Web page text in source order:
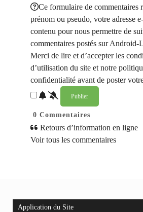
Ce formulaire de commentaires
prénom ou pseudo, votre adresse
contenu pour nous permettre de
commentaires postés sur Android-
Merci de lire et d’accepter les
d’utilisation du site et notre
confidentialité avant de poster
0 Commentaires
Retours d’information en ligne
Voir tous les commentaires
Application du Site